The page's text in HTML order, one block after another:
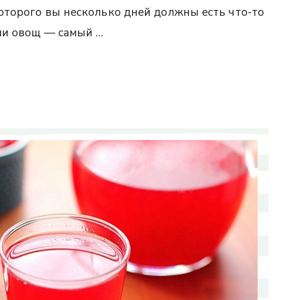
вы несколько дней должны есть что-то
овощ — самый …